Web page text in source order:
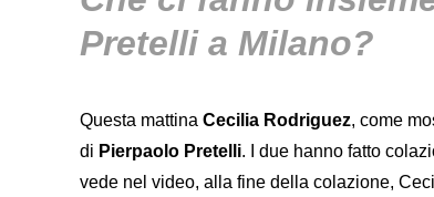
Pretelli a Milano?
Questa mattina Cecilia Rodriguez, come
di Pierpaolo Pretelli. I due hanno fatto
vede nel video, alla fine della colazione,